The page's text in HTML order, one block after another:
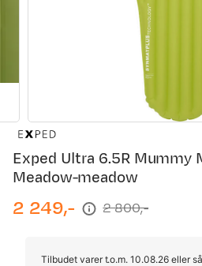
Exped Ultra 6.5R Mummy
Meadow-meadow
discounted
2 249,-
original 2 800,-
Tilbudet varer t.o.m. 10.08.26 eller